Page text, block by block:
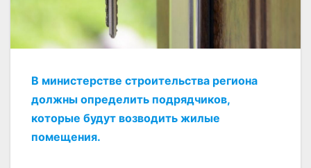
В министерстве строительства региона
должны определить подрядчиков,
которые будут возводить жилые
помещения.